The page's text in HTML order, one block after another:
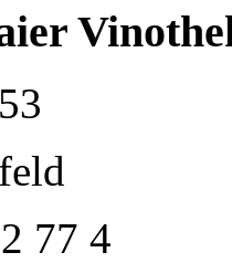
77 4